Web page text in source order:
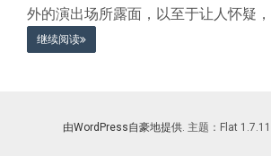
外的演出场所露面，以至于让人怀疑
继续阅读
由WordPress自豪地提供. 主题：Flat